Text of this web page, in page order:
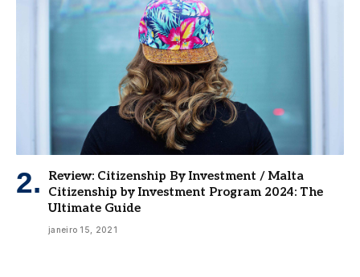
Review: Citizenship By Investment / Malta
Citizenship by Investment Program 2024: The
Ultimate Guide
janeiro 15, 2021